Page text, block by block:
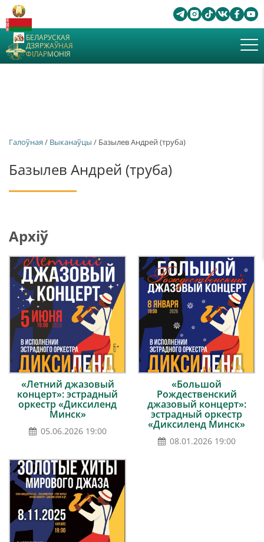
БЕЛАРУСКАЯ
ДЗЯРЖАЎНАЯ
ФІЛАРМОНІЯ
Галоўная / Выканаўцы / Базылев Андрей (труба)
Базылев Андрей (труба)
Архіў
«Летний джазовый
концерт»: эстрадный
оркестр «Диксиленд
Минск»
05.06.2026 19:00
«Большой
Рождественский
джазовый концерт»:
эстрадный оркестр
«Диксиленд Минск»
08.01.2026 19:00